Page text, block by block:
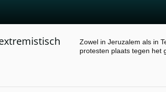
Zowel in Jeruzalem als in
protesten plaats tegen het